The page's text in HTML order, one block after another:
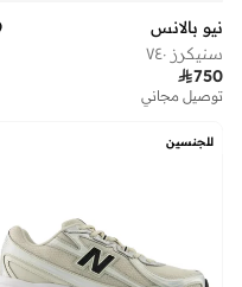
نيو بالانس
سنيكرز ٧٤٠
750
توصيل مجاني
للجنسين